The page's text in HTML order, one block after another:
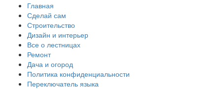
Главная
Сделай сам
Строительство
Дизайн и интерьер
Все о лестницах
Ремонт
Дача и огород
Политика конфиденциальности
Переключатель языка